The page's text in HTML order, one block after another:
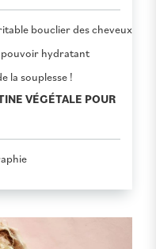
bouclier des cheveux
hydratant
la souplesse !
VÉGÉTALE POUR